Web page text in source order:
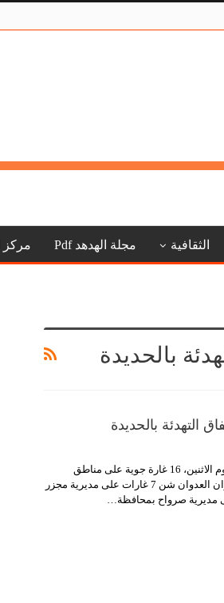
الثقافية مجلة الهدهد Pdf مركز
شن طيران العدوان الأمريكي السعودي الإماراتي ، اليوم الاثنين، 16 غارة جوية على مناطق
وأوضح مصدر أمني أن طيران العدوان شن 7 غارات على مديرية مجزر
…